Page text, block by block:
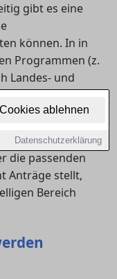
ablehnen
Datenschutzerklärung
gibt es eine
können. In in
Programmen (z.
Landes- und
und
die passenden
Anträge stellt,
Bereich